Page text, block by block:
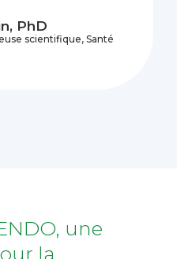
PhD
scientifique, Santé
une
la